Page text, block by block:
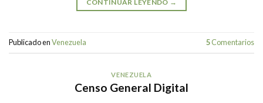
CONTINUAR LEYENDO →
Publicado enVenezuela 5Comentarios
VENEZUELA
Censo General Digital